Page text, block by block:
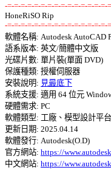
-=-=-=-=-=-=-=-=-=-=-=-=-=-=-
-=-=-=-=-=-=-=-=-=-=-=-=-=-=-
軟體名稱: Autodesk AutoCAD
語系版本: 英文/簡體中文版
光碟片數: 單片裝(單面 DVD)
保護種類: 授權伺服器
安裝說明: 見最底下
系統支援: 適用 64 位元
硬體需求: PC
軟體類型: 工廠、模型設計平台
更新日期: 2025.04.14
軟體發行: Autodesk(O.D)
官方網站: https://
中文網站: https://